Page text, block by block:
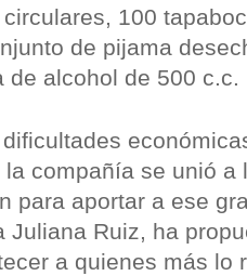
100
de pijama
de alcohol de 500 c.c.
compañía se unió a
para aportar a ese
Juliana Ruiz, ha
a quienes más lo